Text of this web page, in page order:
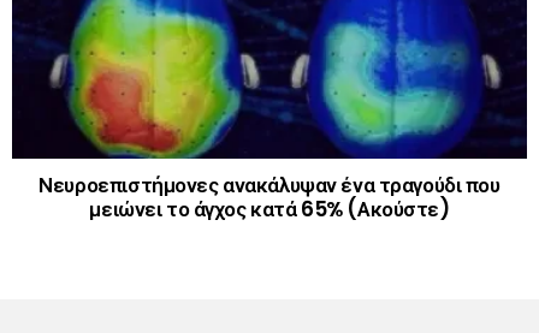
Νευροεπιστήμονες ανακάλυψαν ένα τραγούδι που
μειώνει το άγχος κατά 65% (Ακούστε)